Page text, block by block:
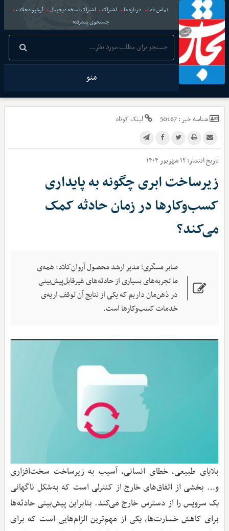
تماس باما درباره ما اشتراک اشتراک نسخه دیجیتال
آرشیو مجلات
جستجوی پیشرفته
منو
شناسه خبر :50167 لینک کوتاه
تاریخ انتشار:۱۲ شهریور ۱۴۰۴
زیرساخت ابری چگونه به پایداری
کسب‌وکارها در زمان حادثه کمک
می‌کند؟
صابر مسگری؛ مدیر ارشد محصول آروان‌کلاد: همه‌ی
ما تجربه‌های بسیاری از حادثه‌‌های غیرقابل‌پیش‌بینی
در ذهن‌مان داریم که یکی از نتایج آن توقف اریه‌ی
خدمات کسب‌وکارها است.
بلایای طبیعی، خطای انسانی، آسیب‌ به زیرساخت سخت‌افزاری
و… بخشی از اتفاق‌های خارج از کنترلی است که به‌شکل ناگهانی
یک سرویس را از دسترس خارج می‌کند. بنابراین پیش‌بینی‌ حادثه‌ها
برای کاهش خسارت‌ها، یکی از مهم‌ترین الزام‌هایی است که برای